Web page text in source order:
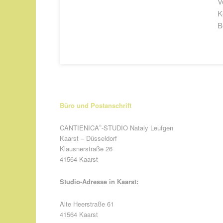
Büro und Postanschrift
CANTIENICA®-STUDIO Nataly Leufgen
Kaarst – Düsseldorf
Klausnerstraße 26
41564 Kaarst
Studio-Adresse in Kaarst:
Alte Heerstraße 61
41564 Kaarst